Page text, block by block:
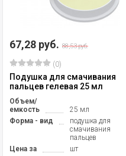
67,28 руб. 88,53 руб.
(0)
Подушка для смачивания
пальцев гелевая 25 мл
Объем/
емкость
25 мл
Форма - вид
подушка для
смачивания
пальцев
Цена за
шт